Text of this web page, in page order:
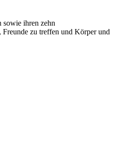
sowie ihren zehn
zu treffen und Körper und